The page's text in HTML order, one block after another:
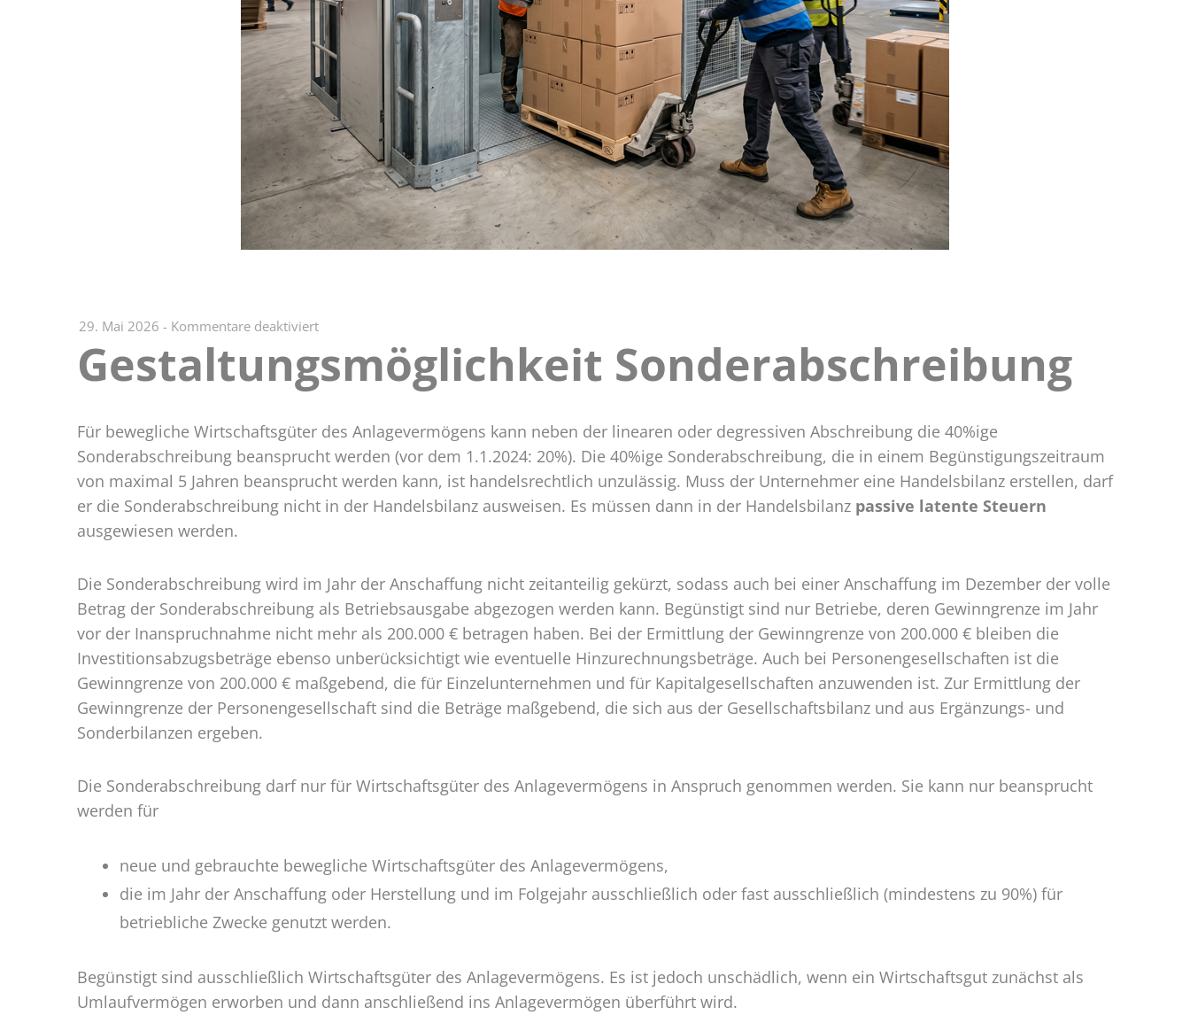
29. Mai 2026 - Kommentare deaktiviertfür
Gestaltungsmöglichkeit
Sonderabschreibung
Gestaltungsmöglichkeit Sonderabschreibung
Für bewegliche Wirtschaftsgüter des Anlagevermögens kann neben der linearen oder degressiven Abschreibung die 40%ige
Sonderabschreibung beansprucht werden (vor dem 1.1.2024: 20%). Die 40%ige Sonderabschreibung, die in einem Begünstigungszeitraum
von maximal 5 Jahren beansprucht werden kann, ist handelsrechtlich unzulässig. Muss der Unternehmer eine Handelsbilanz erstellen, darf
er die Sonderabschreibung nicht in der Handelsbilanz ausweisen. Es müssen dann in der Handelsbilanz passive latente Steuern
ausgewiesen werden.
Die Sonderabschreibung wird im Jahr der Anschaffung nicht zeitanteilig gekürzt, sodass auch bei einer Anschaffung im Dezember der volle
Betrag der Sonderabschreibung als Betriebsausgabe abgezogen werden kann. Begünstigt sind nur Betriebe, deren Gewinngrenze im Jahr
vor der Inanspruchnahme nicht mehr als 200.000 € betragen haben. Bei der Ermittlung der Gewinngrenze von 200.000 € bleiben die
Investitionsabzugsbeträge ebenso unberücksichtigt wie eventuelle Hinzurechnungsbeträge. Auch bei Personengesellschaften ist die
Gewinngrenze von 200.000 € maßgebend, die für Einzelunternehmen und für Kapitalgesellschaften anzuwenden ist. Zur Ermittlung der
Gewinngrenze der Personengesellschaft sind die Beträge maßgebend, die sich aus der Gesellschaftsbilanz und aus Ergänzungs- und
Sonderbilanzen ergeben.
Die Sonderabschreibung darf nur für Wirtschaftsgüter des Anlagevermögens in Anspruch genommen werden. Sie kann nur beansprucht
werden für
neue und gebrauchte bewegliche Wirtschaftsgüter des Anlagevermögens,
die im Jahr der Anschaffung oder Herstellung und im Folgejahr ausschließlich oder fast ausschließlich (mindestens zu 90%) für
betriebliche Zwecke genutzt werden.
Begünstigt sind ausschließlich Wirtschaftsgüter des Anlagevermögens. Es ist jedoch unschädlich, wenn ein Wirtschaftsgut zunächst als
Umlaufvermögen erworben und dann anschließend ins Anlagevermögen überführt wird.